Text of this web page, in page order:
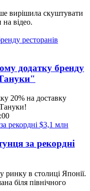
вирішила скуштувати
відео.
додатку бренду
20% на доставку
Тануки!
за рекордні
ринку в столиці Японії.
біля північного